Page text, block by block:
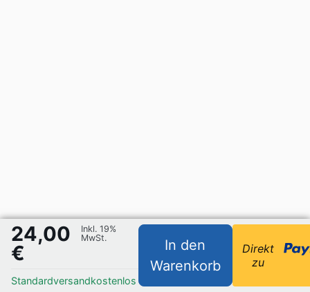
24,00
€
Inkl. 19%
MwSt.
Standardversandkostenlos
In den
Warenkorb
Direkt
zu